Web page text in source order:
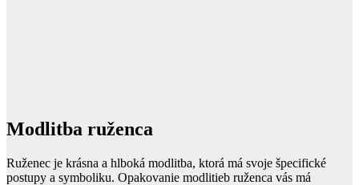
Modlitba ruženca
Ruženec je krásna a hlboká modlitba, ktorá má svoje špecifické
postupy a symboliku. Opakovanie modlitieb ruženca vás má